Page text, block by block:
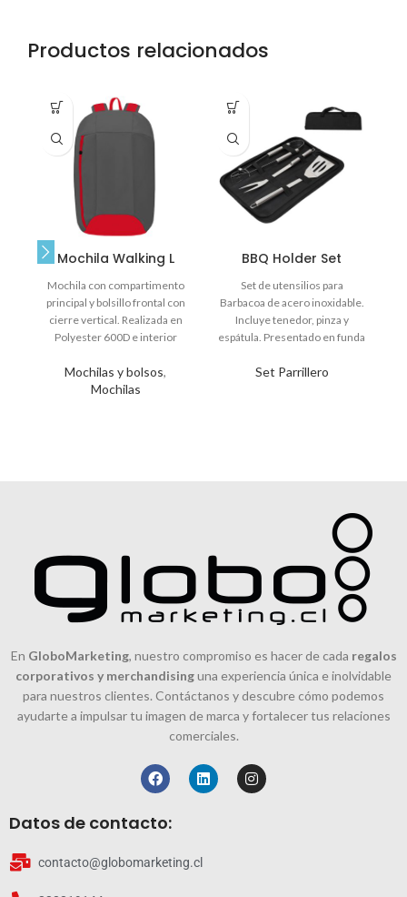
Productos relacionados
Mochila Walking L
Mochilas y bolsos,
Mochilas
Mochila con compartimento
principal y bolsillo frontal con
cierre vertical. Realizada en
Polyester 600D e interior
14,5 cm. Capacidad: 20 Lts.
BBQ Holder Set
Set Parrillero
Set de utensilios para
Barbacoa de acero inoxidable.
Incluye tenedor, pinza y
espátula. Presentado en funda
En GloboMarketing, nuestro compromiso es hacer de cada regalos
corporativos y merchandisinguna experiencia única e inolvidable
para nuestros clientes. Contáctanos y descubre cómo podemos
ayudarte a impulsar tu imagen de marca y fortalecer tus relaciones
comerciales.
Datos de contacto:
contacto@globomarketing.cl